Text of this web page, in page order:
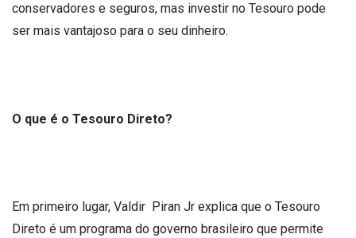
conservadores e seguros, mas investir no Tesouro pode
ser mais vantajoso para o seu dinheiro.
O que é o Tesouro Direto?
Em primeiro lugar, Valdir Piran Jr explica que o Tesouro
Direto é um programa do governo brasileiro que permite